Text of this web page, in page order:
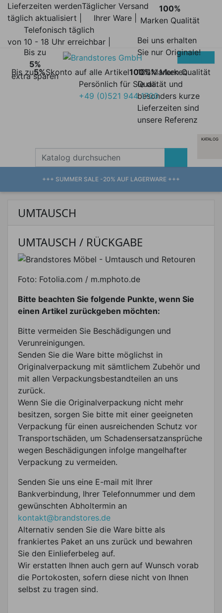
Lieferzeiten werden
täglich aktualisiert |
Täglicher Versand
Ihrer Ware |
Telefonisch täglich
von 10 - 18 Uhr erreichbar |
Bis zu5%Skonto auf alle Artikel
Bis zu
5%
extra sparen
100%Marken Qualität
100%
Marken Qualität
Bei uns erhalten
Sie nur Originale!
100% Marken
Qualität und
besonders kurze
Lieferzeiten sind
unsere Referenz
Persönlich für Sie da:
+49 (0)521 944 1700
+++ SUMMER SALE -20% AUF LAGERWARE +++
UMTAUSCH
UMTAUSCH / RÜCKGABE
Foto: Fotolia.com / m.mphoto.de
Bitte beachten Sie folgende Punkte, wenn Sie
einen Artikel zurückgeben möchten:
Bitte vermeiden Sie Beschädigungen und
Verunreinigungen.
Senden Sie die Ware bitte möglichst in
Originalverpackung mit sämtlichem Zubehör und
mit allen Verpackungsbestandteilen an uns
zurück.
Wenn Sie die Originalverpackung nicht mehr
besitzen, sorgen Sie bitte mit einer geeigneten
Verpackung für einen ausreichenden Schutz vor
Transportschäden, um Schadensersatzansprüche
wegen Beschädigungen infolge mangelhafter
Verpackung zu vermeiden.
Senden Sie uns eine E-mail mit Ihrer
Bankverbindung, Ihrer Telefonnummer und dem
gewünschten Abholtermin an
kontakt@brandstores.de
Alternativ senden Sie die Ware bitte als
frankiertes Paket an uns zurück und bewahren
Sie den Einlieferbeleg auf.
Wir erstatten Ihnen auch gern auf Wunsch vorab
die Portokosten, sofern diese nicht von Ihnen
selbst zu tragen sind.
KATALOG